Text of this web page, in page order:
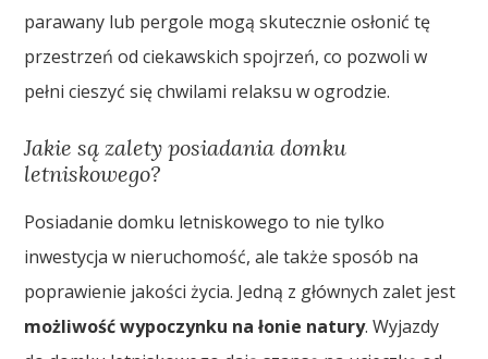
parawany lub pergole mogą skutecznie osłonić tę
przestrzeń od ciekawskich spojrzeń, co pozwoli w
pełni cieszyć się chwilami relaksu w ogrodzie.
Jakie są zalety posiadania domku
letniskowego?
Posiadanie domku letniskowego to nie tylko
inwestycja w nieruchomość, ale także sposób na
poprawienie jakości życia. Jedną z głównych zalet jest
możliwość wypoczynku na łonie natury. Wyjazdy